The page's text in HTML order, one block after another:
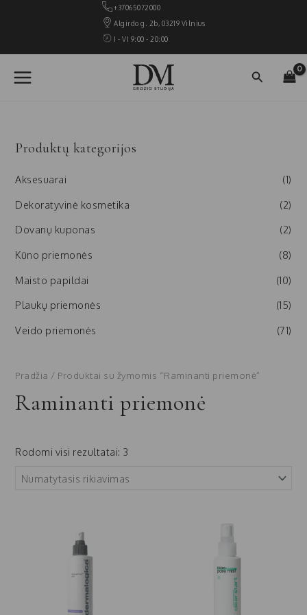
+37065072000
Algirdo g. 2b, 03219 Vilnius
I - VI 9:00 - 20:00
Paieška
Produktų kategorijos
Aksesuarai (1)
Dekoratyvinė kosmetika (2)
Dovanų kuponas (2)
Kūno priemonės (8)
Maisto papildai (10)
Plaukų priemonės (15)
Veido priemonės (71)
Pradžia / Produktai su žymomis “Raminanti priemonė”
Raminanti priemonė
Rodomi visi rezultatai: 3